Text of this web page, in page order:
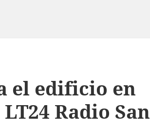
el edificio en
Radio San